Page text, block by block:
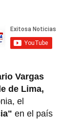
Vargas
de Lima,
el
en el país